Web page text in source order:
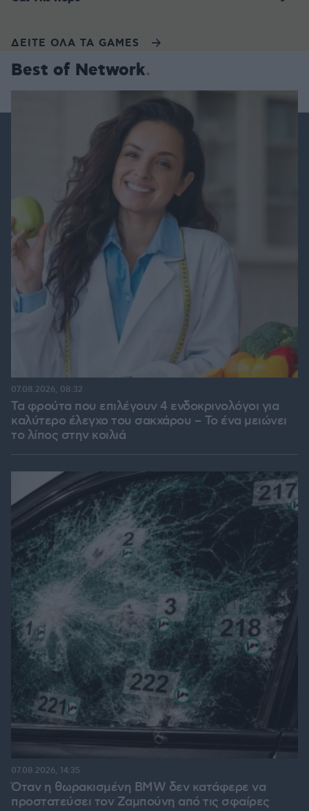
ΔΕΙΤΕ ΟΛΑ ΤΑ GAMES
Best of Network
Τα φρούτα που επιλέγουν 4 ενδοκρινολόγοι για
καλύτερο έλεγχο του σακχάρου – Το ένα μειώνει
το λίπος στην κοιλιά
07.08.2026, 08:32
Όταν η θωρακισμένη BMW δεν κατάφερε να
προστατεύσει τον Ζαμπούνη από τις σφαίρες
07.08.2026, 14:35